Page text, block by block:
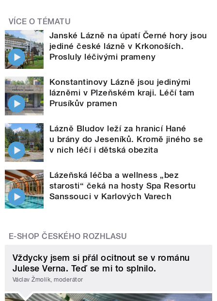
VÍCE O TÉMATU
Janské Lázně na úpatí Černé hory jsou
jediné české lázně v Krkonoších.
Prosluly léčivými prameny
Konstantinovy Lázně jsou jedinými
lázněmi v Plzeňském kraji. Léčí tam
Prusíkův pramen
Lázně Bludov leží za hranicí Hané
u brány do Jeseníků. Kromě jiného se
v nich léčí i dětská obezita
Lázeňská léčba a wellness „bez
starosti“ čeká na hosty Spa Resortu
Sanssouci v Karlových Varech
E-SHOP ČESKÉHO ROZHLASU
Vždycky jsem si přál ocitnout se v románu
Julese Verna. Teď se mi to splnilo.
Václav Žmolík, moderátor